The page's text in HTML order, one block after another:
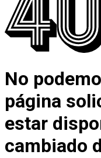
No
página
estar
cambiado